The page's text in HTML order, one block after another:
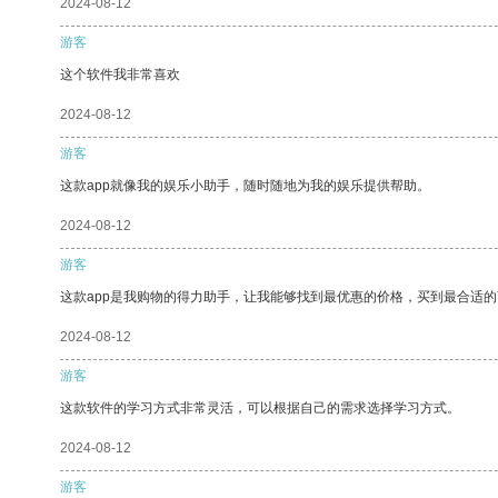
2024-08-12
游客
这个软件我非常喜欢
2024-08-12
游客
这款app就像我的娱乐小助手，随时随地为我的娱乐提供帮助。
2024-08-12
游客
这款app是我购物的得力助手，让我能够找到最优惠的价格，买到最合适
2024-08-12
游客
这款软件的学习方式非常灵活，可以根据自己的需求选择学习方式。
2024-08-12
游客